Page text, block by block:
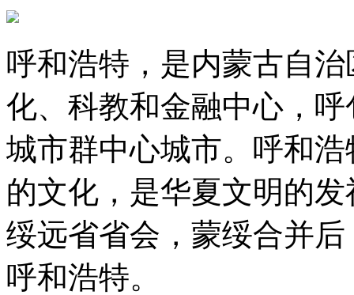
呼和浩特，是内蒙古自
化、科教和金融中心，
城市群中心城市。呼和
的文化，是华夏文明的
绥远省省会，蒙绥合并
呼和浩特。